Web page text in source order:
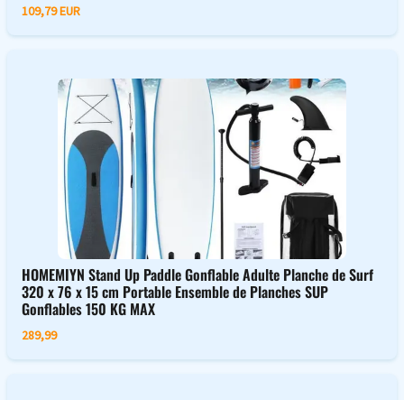
109,79 EUR
HOMEMIYN Stand Up Paddle Gonflable Adulte Planche de Surf
320 x 76 x 15 cm Portable Ensemble de Planches SUP
Gonflables 150 KG MAX
289,99